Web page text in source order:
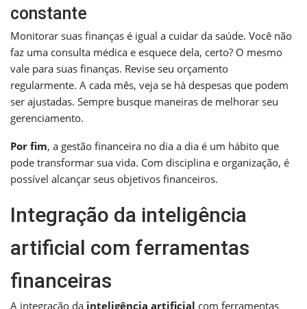
constante
Monitorar suas finanças é igual a cuidar da saúde. Você não
faz uma consulta médica e esquece dela, certo? O mesmo
vale para suas finanças. Revise seu orçamento
regularmente. A cada mês, veja se há despesas que podem
ser ajustadas. Sempre busque maneiras de melhorar seu
gerenciamento.
Por fim, a gestão financeira no dia a dia é um hábito que
pode transformar sua vida. Com disciplina e organização, é
possível alcançar seus objetivos financeiros.
Integração da inteligência
artificial com ferramentas
financeiras
A integração da inteligência artificial com ferramentas